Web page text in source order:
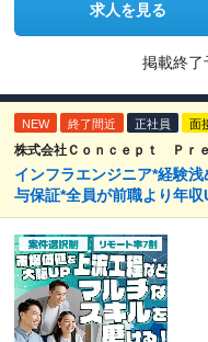
求人を見る
掲載終了
NEW 終了間近 正社員 面
株式会社Ｃｏｎｃｅｐｔ Ｐｒ
インフラエンジニア*経験
与保証*全員が前職より年収